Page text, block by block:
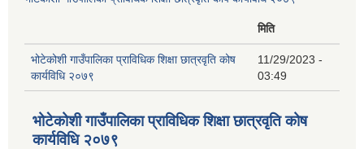
मिति
भोटेकोशी गाउँपालिका प्राविधिक शिक्षा छात्रवृति कोष
कार्यविधि २०७९
11/29/2023 -
03:49
भोटेकोशी गाउँपालिका प्राविधिक शिक्षा छात्रवृति कोष
कार्यविधि २०७९